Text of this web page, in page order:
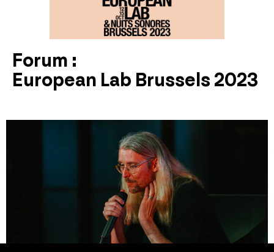
Forum :
European Lab Brussels 2023